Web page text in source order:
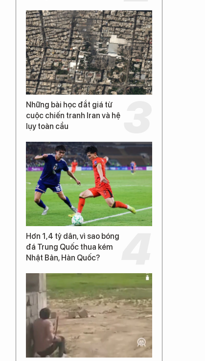
Những bài học đắt giá từ
cuộc chiến tranh Iran và hệ
lụy toàn cầu
Hơn 1,4 tỷ dân, vì sao bóng
đá Trung Quốc thua kém
Nhật Bản, Hàn Quốc?